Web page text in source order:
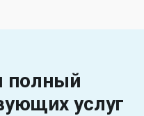
полный
услуг